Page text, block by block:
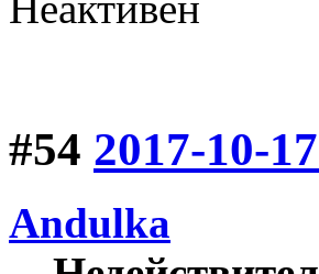
#54 2017-10-
Andulka